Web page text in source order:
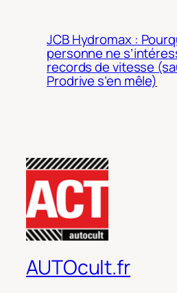
JCB Hydromax :
personne ne
records de vitesse
Prodrive s’en mêle)
AUTOcult.fr